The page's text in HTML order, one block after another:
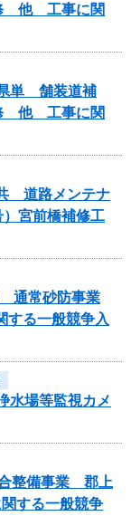
他 工事に関
県単 舗装道補
他 工事に関
道路メンテナ
宮前橋補修工
通常砂防事業
する一般競争入
水場等監視カメ
合整備事業 郡上
する一般競争